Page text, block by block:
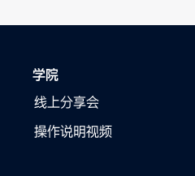
学院
线上分享会
操作说明视频